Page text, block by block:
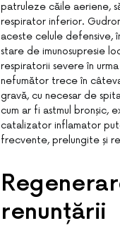
patruleze căile aeriene,
respirator inferior.
aceste celule defensive,
stare de imunosupresie
respiratorii severe în
nefumător trece în
gravă, cu necesar de
cum ar fi astmul bronșic,
catalizator inflamator
frecvente, prelungite și
renunțării